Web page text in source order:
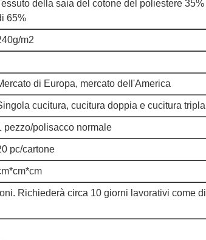
della saia del cotone del poliestere 35%
65%
m2
di Europa, mercato dell'America
cucitura, cucitura doppia e cucitura tripla
pezzo/polisacco normale
pc/cartone
Richiederà circa 10 giorni lavorativi come di